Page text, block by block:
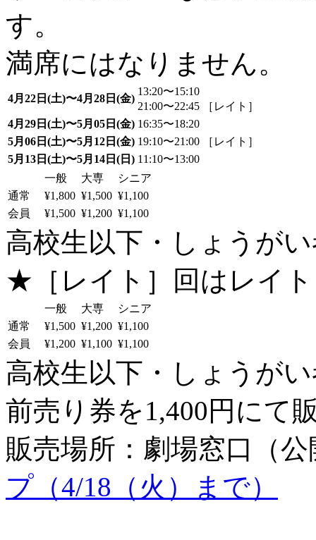
す。
満席にはなりません。
4月22日(土)〜4月28日(金)
13:20〜15:10
21:00〜22:45 ［レイト］
4月29日(土)〜5月05日(金) 16:35〜18:20
5月06日(土)〜5月12日(金) 19:10〜21:00 ［レイト］
5月13日(土)〜5月14日(日) 11:10〜13:00
一般
大専
シニア
通常
¥1,800 ¥1,500 ¥1,100
会員
¥1,500 ¥1,200 ¥1,100
高校生以下・しょうがい
★［レイト］回はレイ
一般 大専
シニア
通常
¥1,500 ¥1,200 ¥1,100
会員
¥1,200 ¥1,100 ¥1,100
高校生以下・しょうがい
前売り券を1,400円にて
販売場所：劇場窓口（
プ（4/18（火）まで）